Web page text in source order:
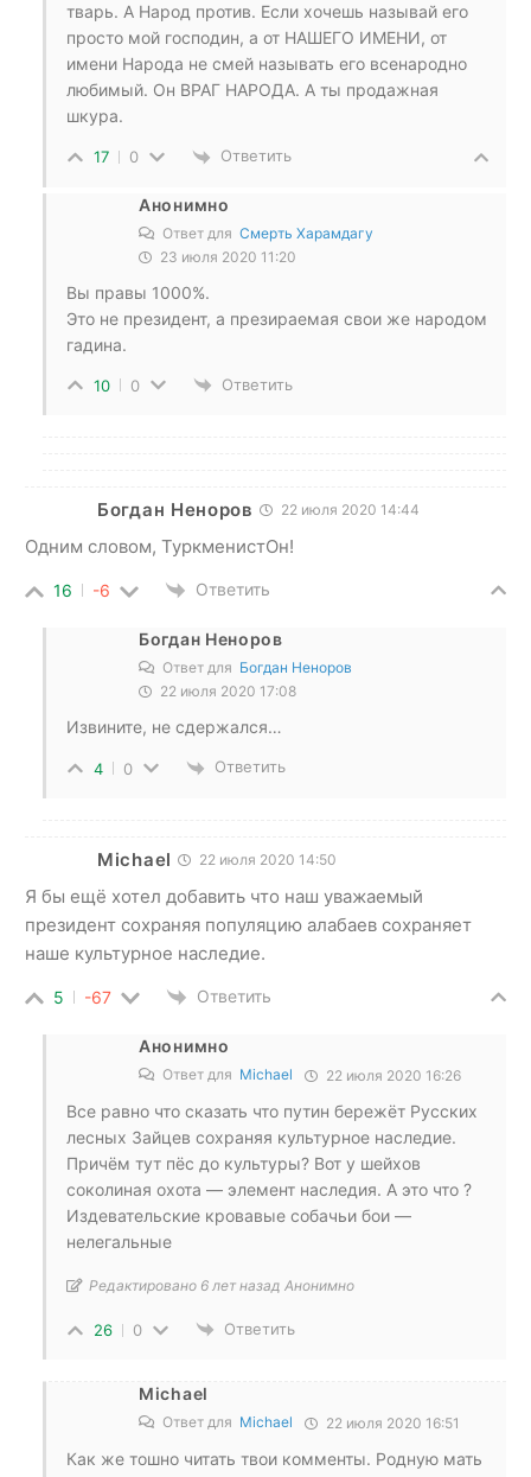
тварь. А Народ против. Если хочешь называй его
просто мой господин, а от НАШЕГО ИМЕНИ, от
имени Народа не смей называть его всенародно
любимый. Он ВРАГ НАРОДА. А ты продажная
шкура.
17 0 Ответить
Анонимно
Ответ для Смерть Харамдагу
23 июля 2020 11:20
Вы правы 1000%.
Это не президент, а презираемая свои же народом
гадина.
10 0 Ответить
Богдан Неноров 22 июля 2020 14:44
Одним словом, ТуркменистОн!
16 -6 Ответить
Богдан Неноров
Ответ для Богдан Неноров
22 июля 2020 17:08
Извините, не сдержался…
4 0 Ответить
Michael 22 июля 2020 14:50
Я бы ещё хотел добавить что наш уважаемый
президент сохраняя популяцию алабаев сохраняет
наше культурное наследие.
5 -67 Ответить
Анонимно
Ответ для Michael 22 июля 2020 16:26
Все равно что сказать что путин бережёт Русских
лесных Зайцев сохраняя культурное наследие.
Причём тут пёс до культуры? Вот у шейхов
соколиная охота — элемент наследия. А это что ?
Издевательские кровавые собачьи бои —
нелегальные
Редактировано 6 лет назад Анонимно
26 0 Ответить
Michael
Ответ для Michael 22 июля 2020 16:51
Как же тошно читать твои комменты. Родную мать